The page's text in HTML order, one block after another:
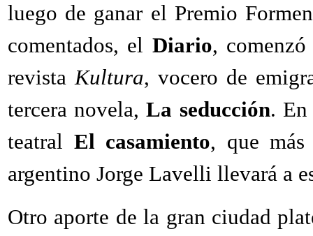
luego de ganar el Premio
comentados, el Diario,
revistaKultura, vocero de
tercera novela,La seducción. En
teatral El casamiento, que
argentino Jorge Lavelli llevará a
Otro aporte de la gran ciudad